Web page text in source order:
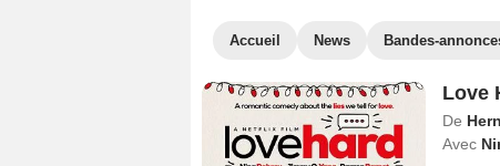
Accueil News Bandes-
Love
De
Avec